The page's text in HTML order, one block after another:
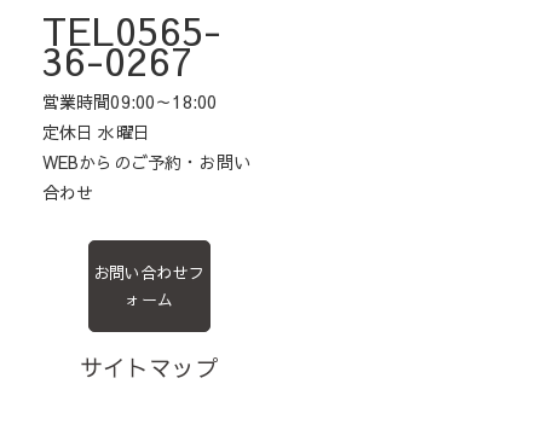
TEL0565-
36-0267
営業時間09:00～18:00
定休日 水曜日
WEBからのご予約・お問い
合わせ
お問い合わせフ
ォーム
サイトマップ